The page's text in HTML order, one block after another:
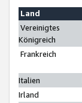
Land
Vereinigtes
Königreich
Frankreich
Italien
Irland